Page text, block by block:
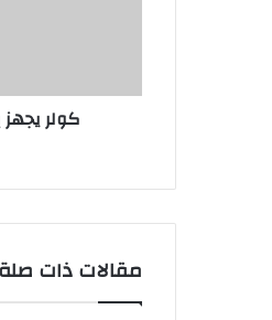
كولر
مقالات ذات صلة